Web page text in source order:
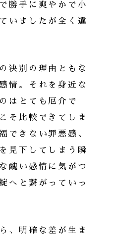
勝手に爽やかで小
いましたが全く違
決別の理由ともな
情。それを身近な
はとても厄介で
そ比較できてしま
できない罪悪感、
見下してしまう瞬
醜い感情に気がつ
へと繋がっていっ
、明確な差が生ま